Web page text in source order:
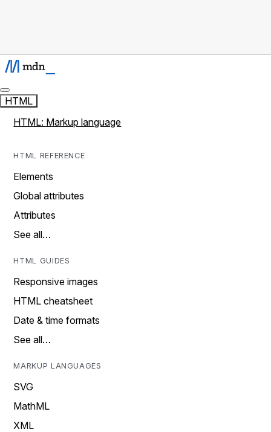
HTML
HTML: Markup language
HTML REFERENCE
Elements
Global attributes
Attributes
See all…
HTML GUIDES
Responsive images
HTML cheatsheet
Date & time formats
See all…
MARKUP LANGUAGES
SVG
MathML
XML